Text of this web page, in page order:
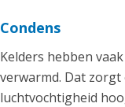
Condens
Kelders hebben
verwarmd. Dat
luchtvochtigheid